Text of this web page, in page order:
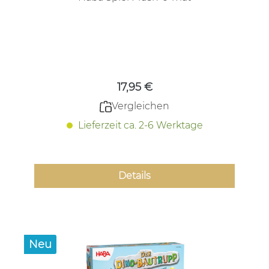
17,95 €
Vergleichen
Lieferzeit ca. 2-6 Werktage
Details
Neu